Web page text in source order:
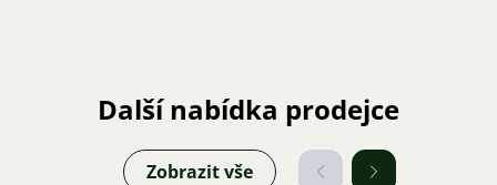
Další nabídka prodejce
Zobrazit vše